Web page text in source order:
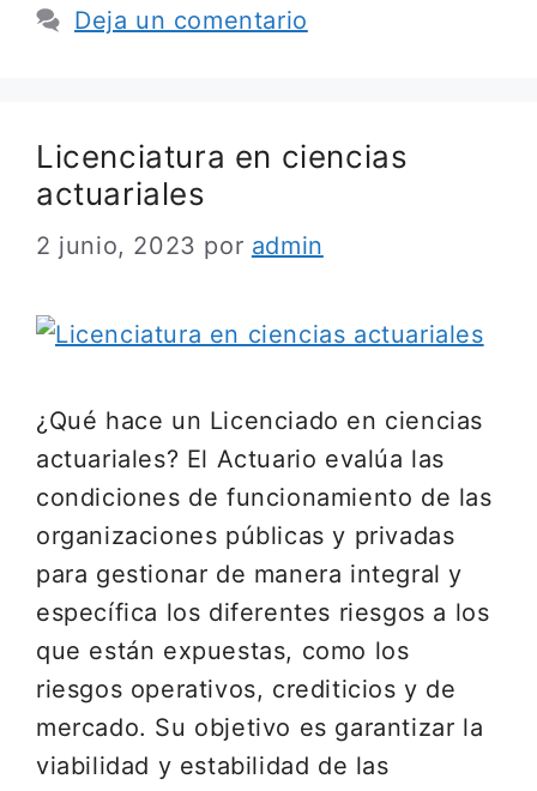
Deja un comentario
Licenciatura en ciencias
actuariales
2 junio, 2023 por admin
¿Qué hace un Licenciado en ciencias
actuariales? El Actuario evalúa las
condiciones de funcionamiento de las
organizaciones públicas y privadas
para gestionar de manera integral y
específica los diferentes riesgos a los
que están expuestas, como los
riesgos operativos, crediticios y de
mercado. Su objetivo es garantizar la
viabilidad y estabilidad de las